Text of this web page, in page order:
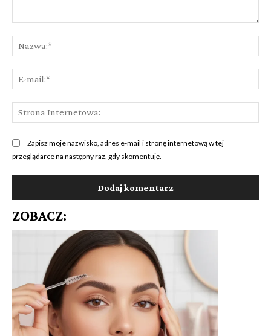
Zapisz moje nazwisko, adres e-mail i stronę internetową w tej
przeglądarce na następny raz, gdy skomentuję.
ZOBACZ: